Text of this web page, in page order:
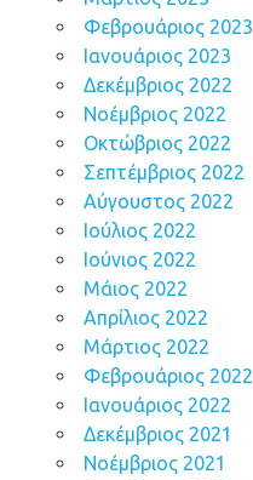
Φεβρουάριος 2023
Ιανουάριος 2023
Δεκέμβριος 2022
Νοέμβριος 2022
Οκτώβριος 2022
Σεπτέμβριος 2022
Αύγουστος 2022
Ιούλιος 2022
Ιούνιος 2022
Μάιος 2022
Απρίλιος 2022
Μάρτιος 2022
Φεβρουάριος 2022
Ιανουάριος 2022
Δεκέμβριος 2021
Νοέμβριος 2021